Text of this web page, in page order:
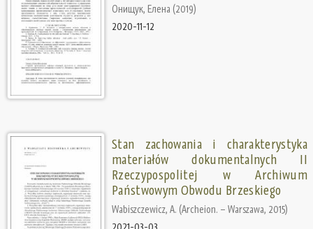
Онищук, Елена (2019)
2020-11-12
Stan zachowania i charakterystyka
materiałów dokumentalnych II
Rzeczypospolitej w Archiwum
Państwowym Obwodu Brzeskiego
Wabiszczewicz, А. (Archeion. – Warszawa, 2015)